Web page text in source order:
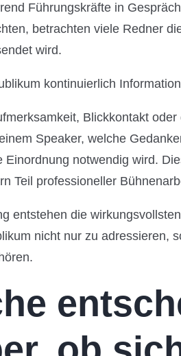
Führungskräfte in
betrachten viele Redner
wird.
kontinuierlich
Blickkontakt
Speaker, welche
Einordnung notwendig wird.
Teil professioneller
entstehen die
nicht nur zu adressieren,